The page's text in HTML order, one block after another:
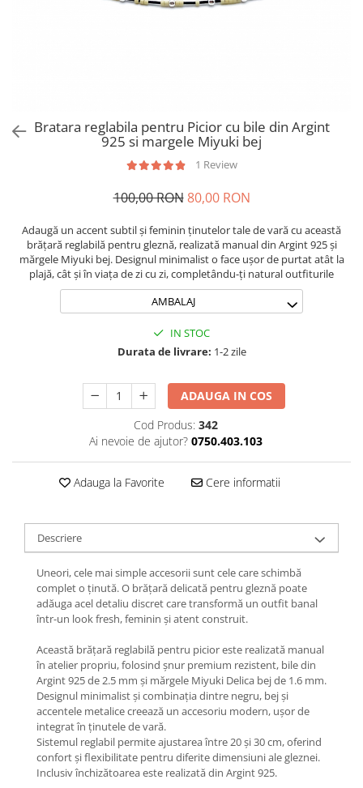
Coliere Transparente cu Stea
Coliere Transparente cu Flori
Coliere Transparente cu Animale
Coliere Transparente cu Pietre
Coliere Transparente Diverse
LĂNȚIȘOARE ARGINT
Lănțișoare cu Inimioare
Lănțișoare cu Soare
Lănțișoare cu Zodii
Lănțișoare cu Animale
Lănțișoare cu Molecule
Lănțișoare cu Pietre Naturale
COLIERE CU PERLE
Coliere cu Perle Preciosa
Coliere cu Inimioare
Coliere cu Cruce
Coliere cu Stea
Coliere cu Soare
Coliere cu Semilună
Coliere cu Zodii
Coliere cu Flori
Coliere cu Animale
Coliere cu Molecule
Coliere Diverse
Brățări din Argint cu pietre
Bratara reglabila pentru Picior cu bile din Argint
925 si margele Miyuki bej
1 Review
100,00 RON 80,00 RON
Adaugă un accent subtil și feminin ținutelor tale de vară cu această
brățară reglabilă pentru gleznă, realizată manual din Argint 925 și
mărgele Miyuki bej. Designul minimalist o face ușor de purtat atât la
plajă, cât și în viața de zi cu zi, completându-ți natural outfiturile
AMBALAJ
IN STOC
Durata de livrare: 1-2 zile
ADAUGA IN COS
Cod Produs: 342
Ai nevoie de ajutor? 0750.403.103
Adauga la Favorite Cere informatii
Descriere
Uneori, cele mai simple accesorii sunt cele care schimbă
complet o ținută. O brățară delicată pentru gleznă poate
adăuga acel detaliu discret care transformă un outfit banal
într-un look fresh, feminin și atent construit.
Această brățară reglabilă pentru picior este realizată manual
în atelier propriu, folosind șnur premium rezistent, bile din
Argint 925 de 2.5 mm și mărgele Miyuki Delica bej de 1.6 mm.
Designul minimalist și combinația dintre negru, bej și
accentele metalice creează un accesoriu modern, ușor de
integrat în ținutele de vară.
Sistemul reglabil permite ajustarea între 20 și 30 cm, oferind
confort și flexibilitate pentru diferite dimensiuni ale gleznei.
Inclusiv închizătoarea este realizată din Argint 925.